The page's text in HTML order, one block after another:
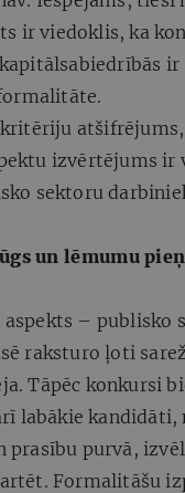
ir viedoklis, ka
izvērtējums ir
sektoru
un lēmumu
– publisko
raksturo ļoti
Tāpēc konkursi
labākie kandidāti,
prasību purvā,
Formalitāšu